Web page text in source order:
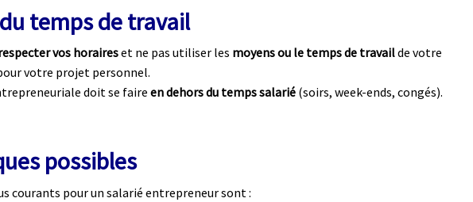
temps de travail
vos horaireset ne pas utiliser les moyens ou le temps de travailde votre
votre projet personnel.
doit se faire en dehors du temps salarié (soirs, week-ends, congés).
possibles
courants pour un salarié entrepreneur sont :